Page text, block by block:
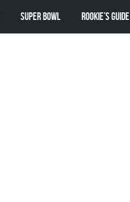
Super Bowl Rookie’s Guide